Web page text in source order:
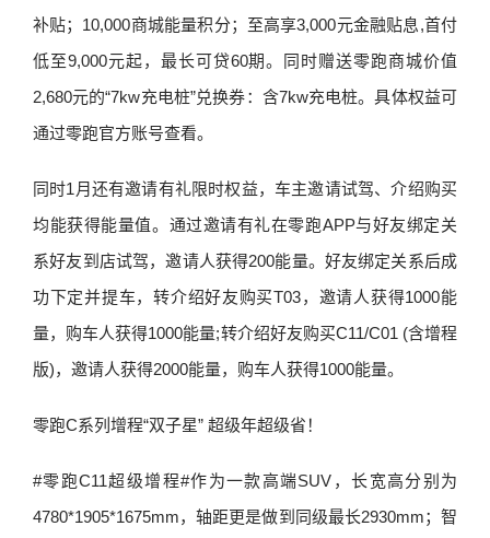
补贴；10,000商城能量积分；至高享3,000元金融贴息,首付
低至9,000元起，最长可贷60期。同时赠送零跑商城价值
2,680元的“7kw充电桩”兑换券：含7kw充电桩。具体权益可
通过零跑官方账号查看。
同时1月还有邀请有礼限时权益，车主邀请试驾、介绍购买
均能获得能量值。通过邀请有礼在零跑APP与好友绑定关
系好友到店试驾，邀请人获得200能量。好友绑定关系后成
功下定并提车，转介绍好友购买T03，邀请人获得1000能
量，购车人获得1000能量;转介绍好友购买C11/C01 (含增程
版)，邀请人获得2000能量，购车人获得1000能量。
零跑C系列增程“双子星” 超级年超级省！
#零跑C11超级增程#作为一款高端SUV，长宽高分别为
4780*1905*1675mm，轴距更是做到同级最长2930mm；智